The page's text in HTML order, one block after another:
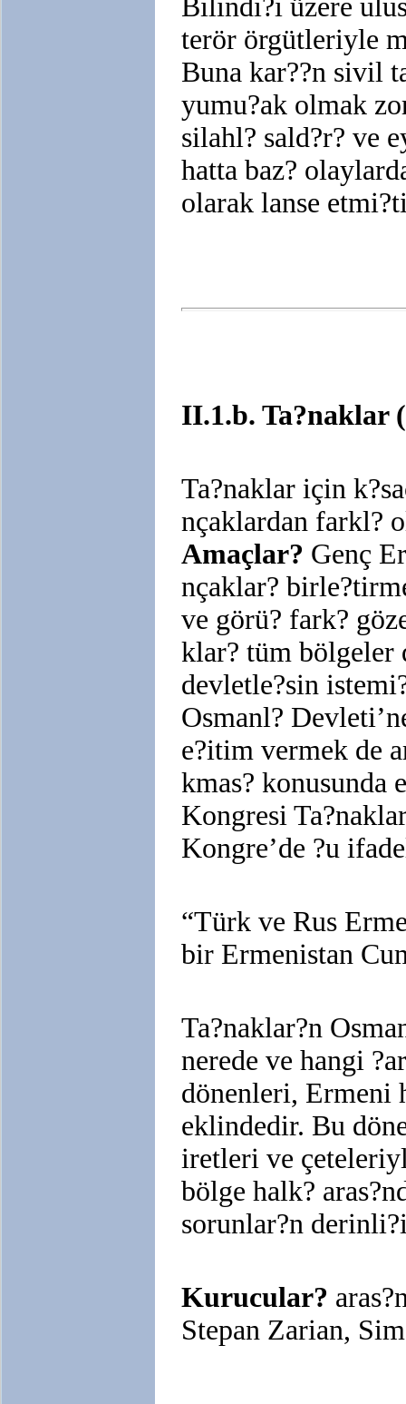
Bilindi?i üzere
terör örgütleriyle
Buna kar??n sivil
yumu?ak olmak
silahl? sald?r? ve
hatta baz?
olarak lanse
II.1.b. Ta?naklar
Ta?naklar için
nçaklardan farkl?
Amaçlar? Genç
nçaklar?
ve görü? fark?
klar? tüm bölgeler
devletle?sin
Osmanl?
e?itim vermek de
kmas? konusunda
Kongresi
Kongre’de ?u
“Türk ve Rus
bir Ermenistan
Ta?naklar?n
nerede ve hangi
dönenleri, Ermeni
eklindedir. Bu
iretleri ve
bölge halk?
sorunlar?n
Kurucular?
Stepan Zarian,